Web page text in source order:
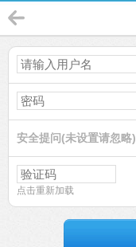
安全提问(未设置请忽略)
点击重新加载